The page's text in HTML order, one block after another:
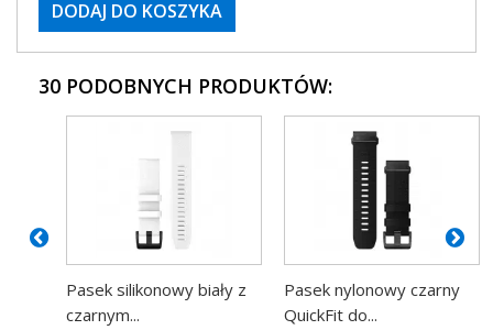
DODAJ DO KOSZYKA
30 PODOBNYCH PRODUKTÓW:
Pasek silikonowy biały z
czarnym...
Pasek nylonowy czarny
QuickFit do...